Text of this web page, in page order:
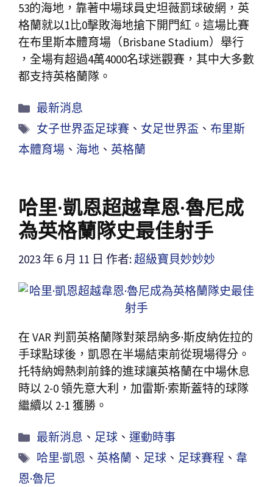
53的海地，靠著中場球員史坦薇罰球破網，英
格蘭就以1比0擊敗海地搶下開門紅。這場比賽
在布里斯本體育場（Brisbane Stadium）舉行
，全場有超過4萬4000名球迷觀賽，其中大多數
都支持英格蘭隊。
最新消息
女子世界盃足球賽 、 女足世界盃 、布里斯
本體育場 、 海地 、 英格蘭
哈里·凱恩超越韋恩·魯尼成
為英格蘭隊史最佳射手
2023 年 6 月 11 日 作者: 超級寶貝妙妙妙
在 VAR 判罰英格蘭隊對萊昂納多·斯皮納佐拉的
手球點球後，凱恩在半場結束前從現場得分。
托特納姆熱刺前鋒的進球讓英格蘭在中場休息
時以 2-0 領先意大利，加雷斯·索斯蓋特的球隊
繼續以 2-1 獲勝。
最新消息 、 足球 、運動時事
哈里·凱恩 、 英格蘭 、 足球 、 足球賽程 、 韋
恩·魯尼